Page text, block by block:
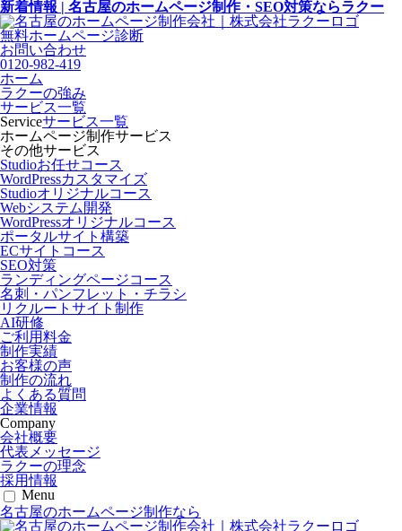
新着情報 | 名古屋のホームページ制作・SEO対策ならラクー
無料ホームページ診断
お問い合わせ
0120-982-419
ホーム
ラクーの強み
サービス一覧
Serviceサービス一覧
ホームページ制作サービス
その他サービス
Studioお任せコース
WordPressカスタマイズ
Studioオリジナルコース
Webシステム開発
WordPressオリジナルコース
ポータルサイト構築
ECサイトコース
SEO対策
ランディングページコース
名刺・パンフレット・チラシ
リクルートサイト制作
AI研修
ご利用料金
制作実績
お客様の声
制作の流れ
よくある質問
企業情報
Company
会社概要
代表メッセージ
ラクーの理念
採用情報
Menu
名古屋のホームページ制作なら